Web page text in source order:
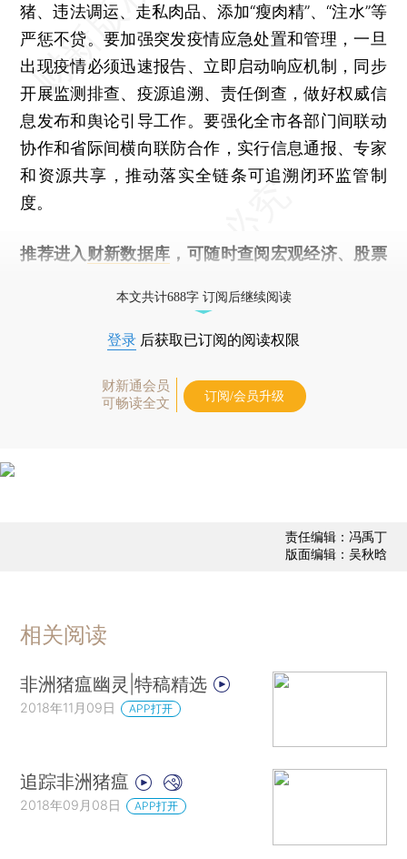
猪、违法调运、走私肉品、添加“瘦肉精”、“注水”等
严惩不贷。要加强突发疫情应急处置和管理，一旦
出现疫情必须迅速报告、立即启动响应机制，同步
开展监测排查、疫源追溯、责任倒查，做好权威信
息发布和舆论引导工作。要强化全市各部门间联动
协作和省际间横向联防合作，实行信息通报、专家
和资源共享，推动落实全链条可追溯闭环监管制
度。
推荐进入 财新数据库 ，可随时查阅宏观经济、股票
本文共计688字 订阅后继续阅读
登录 后获取已订阅的阅读权限
财新通会员
可畅读全文
订阅/会员升级
责任编辑：冯禹丁
版面编辑：吴秋晗
相关阅读
非洲猪瘟幽灵|特稿精选
2018年11月09日 APP打开
追踪非洲猪瘟
2018年09月08日 APP打开